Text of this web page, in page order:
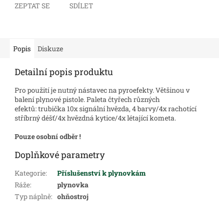
ZEPTAT SE SDÍLET
Popis Diskuze
Detailní popis produktu
Pro použití je nutný nástavec na pyroefekty. Většinou v
balení plynové pistole. Paleta čtyřech různých
efektů: trubička 10x signální hvězda,4 barvy/4x rachotící
stříbrný déšť/4x hvězdná kytice/4x létající kometa.
Pouze osobní odběr !
Doplňkové parametry
Kategorie:
Příslušenství k plynovkám
Ráže:
plynovka
Typ náplně: ohňostroj